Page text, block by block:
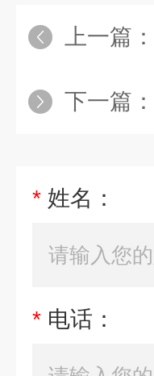
上一篇：
下一篇：
* 姓名：
* 电话：